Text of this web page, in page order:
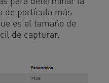
de partícula más
es el tamaño de
de capturar.